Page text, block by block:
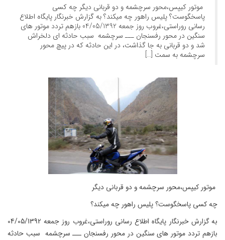
موتور کیپس،محور سرچشمه و دو قربانی دیگر چه کسی
پاسخگوست؟ پلیس راهور چه میکند؟ به گزارش خبرنگار پایگاه اطلاع
رسانی روراستی،غروب روز جمعه 04/05/1392 بازهم تردد موتور های
سنگین در محور رفسنجان ـــ سرچشمه سبب حادثه ای دلخراش
شد و دو قربانی به جا گذاشت، در این حادثه که در پیچ محور
سرچشمه به سمت […]
موتور کیپس،محور سرچشمه و دو قربانی دیگر
چه کسی پاسخگوست؟ پلیس راهور چه میکند؟
به گزارش خبرنگار پایگاه اطلاع رسانی روراستی،غروب روز جمعه 04/05/1392
بازهم تردد موتور های سنگین در محور رفسنجان ـــ سرچشمه سبب حادثه